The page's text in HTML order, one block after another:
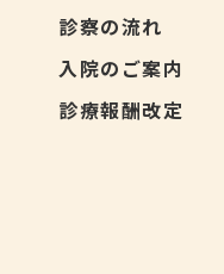
診察の流れ
入院のご案内
診療報酬改定